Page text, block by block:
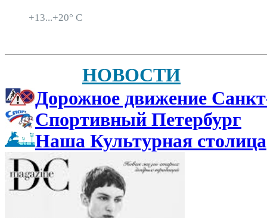
+13...+20° C
НОВОСТИ
Дорожное движение
Спортивный Петербург
Наша Культурная столица